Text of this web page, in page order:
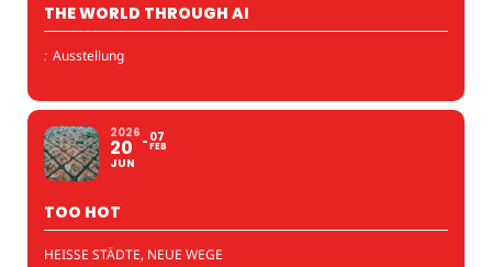
THE WORLD THROUGH AI
: Ausstellung
2026
20
JUN
07
FEB
TOO HOT
HEISSE STÄDTE, NEUE WEGE